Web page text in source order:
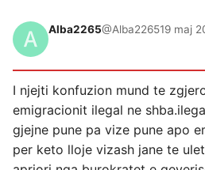
Alba2265@Alba226519 maj
I njejti konfuzion mund te
emigracionit ilegal ne
gjejne pune pa vize pune apo
per keto lloje vizash jane te